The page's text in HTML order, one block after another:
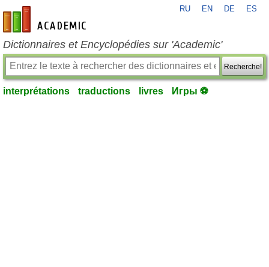
fr-academic.com
RU EN DE ES
Dictionnaires et Encyclopédies sur 'Academic'
Recherche!
interprétations traductions livres Игры ⚽